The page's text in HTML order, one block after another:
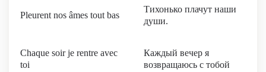
Pleurent nos âmes tout bas
Тихонько плачут наши
души.
Chaque soir je rentre avec
toi
Каждый вечер я
возвращаюсь с тобой